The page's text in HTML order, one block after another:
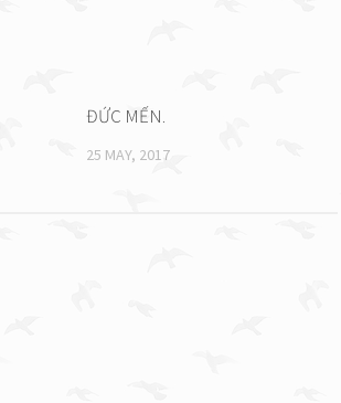
ĐỨC MẾN.
25 MAY, 2017